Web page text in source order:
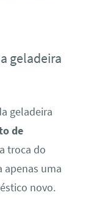
geladeira
geladeira
de
troca do
apenas uma
novo.